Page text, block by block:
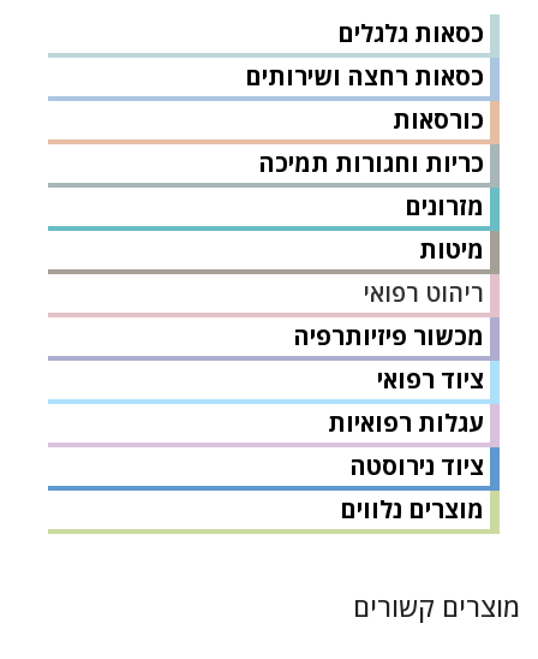
כסאות גלגלים
כסאות רחצה ושירותים
כורסאות
כריות וחגורות תמיכה
מזרונים
מיטות
ריהוט רפואי
מכשור פיזיותרפיה
ציוד רפואי
עגלות רפואיות
ציוד נירוסטה
מוצרים נלווים
מוצרים קשורים